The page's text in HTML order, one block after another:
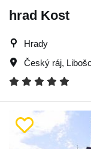
hrad Kost
Hrady
Český ráj,